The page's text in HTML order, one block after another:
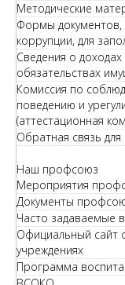
Методические
Формы документов,
коррупции, для
Сведения о
обязательствах
Комиссия по
поведению и
(аттестационная
Обратная связь
Наш профсоюз
Мероприятия
Документы
Часто задаваемые
Официальный сайт
учреждениях
Программа